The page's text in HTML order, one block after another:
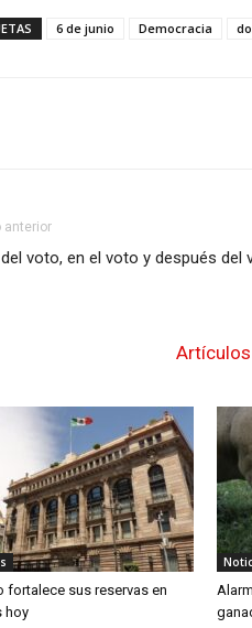
6 de junio Democracia
anterior
voto, en el voto y después del
fortalece sus reservas en
hoy